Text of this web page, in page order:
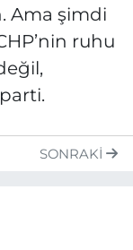
Ama şimdi
ruhu
SONRAKI